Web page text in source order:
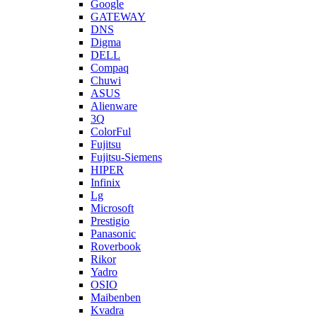
Google
GATEWAY
DNS
Digma
DELL
Compaq
Chuwi
ASUS
Alienware
3Q
ColorFul
Fujitsu
Fujitsu-Siemens
HIPER
Infinix
Lg
Microsoft
Prestigio
Panasonic
Roverbook
Rikor
Yadro
OSIO
Maibenben
Kvadra